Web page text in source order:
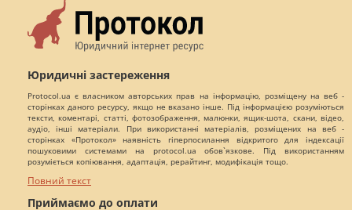
Юридичні застереження
Protocol.ua є власником авторських прав на інформацію, розміщену на веб -
сторінках даного ресурсу, якщо не вказано інше. Під інформацією розуміються
тексти, коментарі, статті, фотозображення, малюнки, ящик-шота, скани, відео,
аудіо, інші матеріали. При використанні матеріалів, розміщених на веб -
сторінках «Протокол» наявність гіперпосилання відкритого для індексації
пошуковими системами на protocol.ua обов`язкове. Під використанням
розуміється копіювання, адаптація, рерайтинг, модифікація тощо.
Повний текст
Приймаємо до оплати